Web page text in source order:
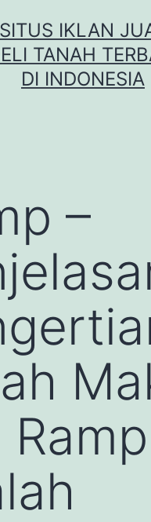
SITUS IKLAN
TANAH
DI INDONESIA
–